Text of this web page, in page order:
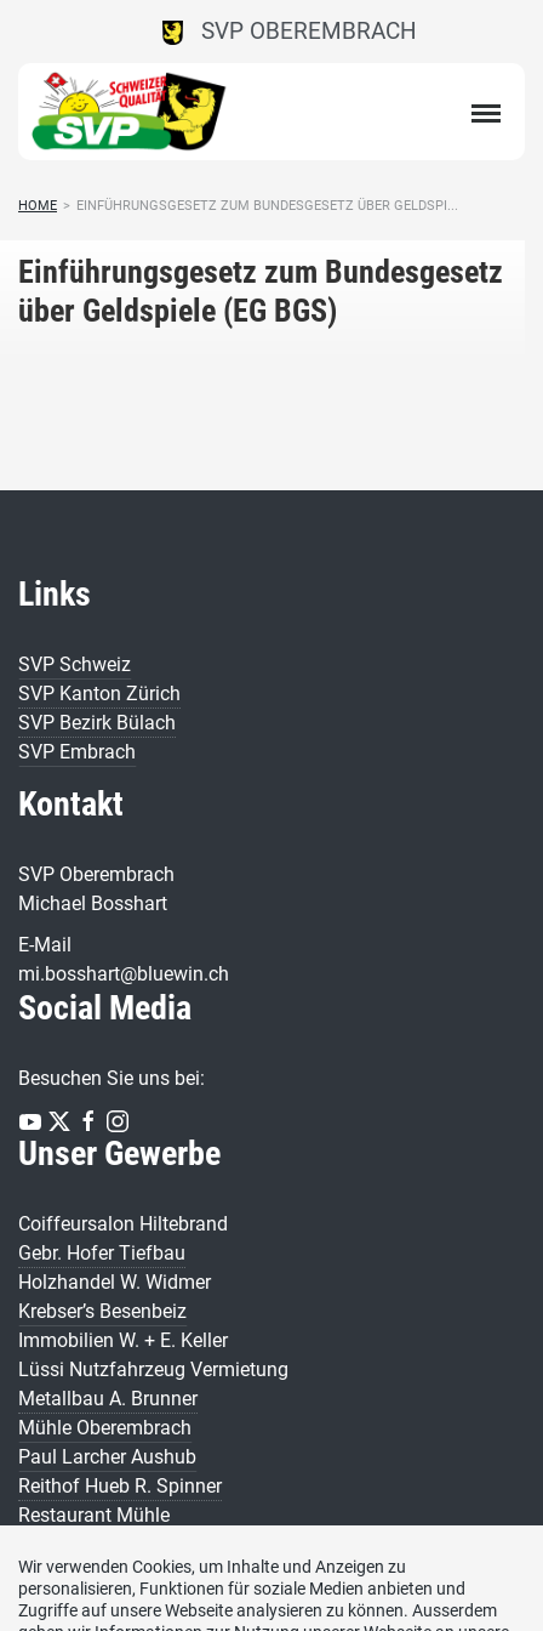
SVP OBEREMBRACH
HOME > EINFÜHRUNGSGESETZ ZUM BUNDESGESETZ ÜBER GELDSPI...
Einführungsgesetz zum Bundesgesetz
über Geldspiele (EG BGS)
Links
SVP Schweiz
SVP Kanton Zürich
SVP Bezirk Bülach
SVP Embrach
Kontakt
SVP Oberembrach
Michael Bosshart
E-Mail
mi.bosshart@bluewin.ch
Social Media
Besuchen Sie uns bei:
Unser Gewerbe
Coiffeursalon Hiltebrand
Gebr. Hofer Tiefbau
Holzhandel W. Widmer
Krebser’s Besenbeiz
Immobilien W. + E. Keller
Lüssi Nutzfahrzeug Vermietung
Metallbau A. Brunner
Mühle Oberembrach
Paul Larcher Aushub
Reithof Hueb R. Spinner
Restaurant Mühle
Schlosserei F. Moser
Susann’s Besenbeiz s. Spinner
Wir verwenden Cookies, um Inhalte und Anzeigen zu
personalisieren, Funktionen für soziale Medien anbieten und
Zugriffe auf unsere Webseite analysieren zu können. Ausserdem